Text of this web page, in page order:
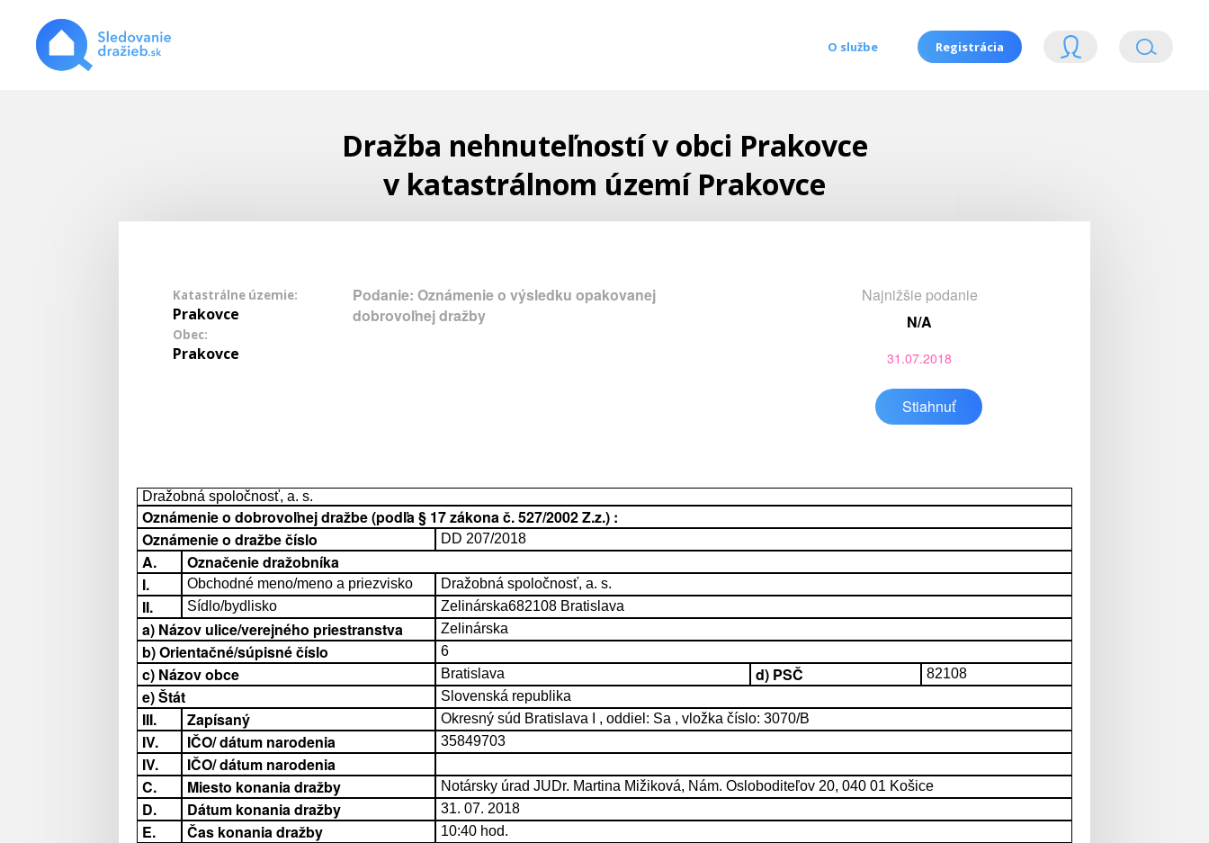
O službe Registrácia
Dražba nehnuteľností v obci Prakovce
v katastrálnom území Prakovce
Katastrálne územie:
Prakovce
Obec:
Prakovce
Podanie: Oznámenie o výsledku opakovanej
dobrovoľnej dražby
Najnižšie podanie
N/A
31.07.2018
Stiahnuť
Dražobná spoločnosť, a. s.
Oznámenie o dobrovoľnej dražbe (podľa § 17 zákona č. 527/2002 Z.z.) :
Oznámenie o dražbe číslo
DD 207/2018
A.
Označenie dražobníka
I.
Obchodné meno/meno a priezvisko Dražobná spoločnosť, a. s.
II. Sídlo/bydlisko Zelinárska682108 Bratislava
a) Názov ulice/verejného priestranstva Zelinárska
b) Orientačné/súpisné číslo 6
c) Názov obce Bratislava d) PSČ 82108
e) Štát Slovenská republika
III. Zapísaný Okresný súd Bratislava I , oddiel: Sa , vložka číslo: 3070/B
IV. IČO/ dátum narodenia 35849703
IV.
IČO/ dátum narodenia
C.
Miesto konania dražby Notársky úrad JUDr. Martina Mižiková, Nám. Osloboditeľov 20, 040 01 Košice
D. Dátum konania dražby 31. 07. 2018
E. Čas konania dražby 10:40 hod.